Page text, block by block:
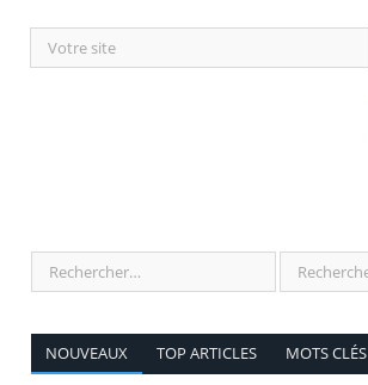
NOUVEAUX TOP ARTICLES MOTS CLÉS